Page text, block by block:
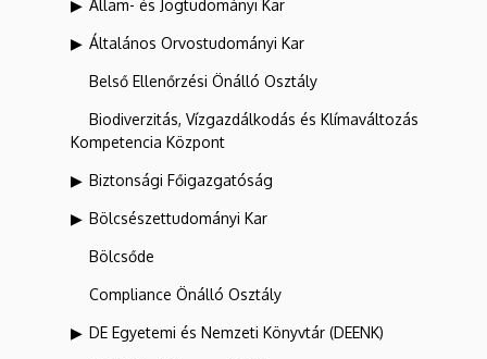
Állam- és Jogtudományi Kar
Általános Orvostudományi Kar
Belső Ellenőrzési Önálló Osztály
Biodiverzitás, Vízgazdálkodás és Klímaváltozás
Kompetencia Központ
Biztonsági Főigazgatóság
Bölcsészettudományi Kar
Bölcsőde
Compliance Önálló Osztály
DE Egyetemi és Nemzeti Könyvtár (DEENK)